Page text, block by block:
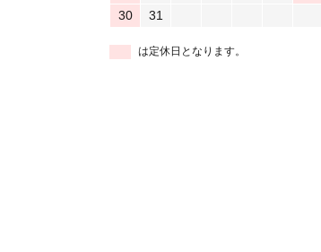
30
31
は定休日となります。